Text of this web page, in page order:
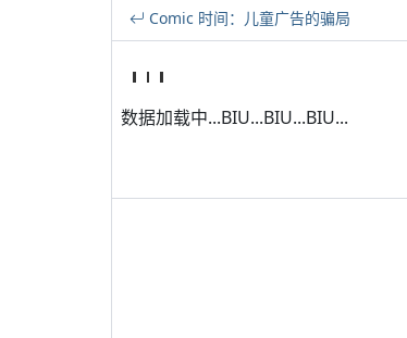
Comic 时间：儿童广告的骗局
数据加载中...BIU...BIU...BIU...